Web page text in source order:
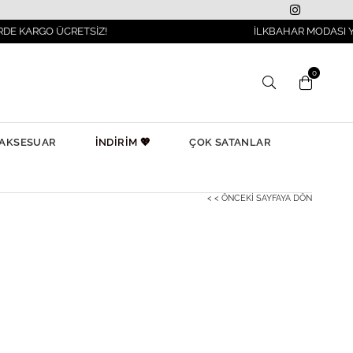
ÜCRETSİZ! İLKBAHAR MODASI
0
İNDİRİM 💖 ÇOK SATANLAR
< < ÖNCEKI SAYFAYA DÖN